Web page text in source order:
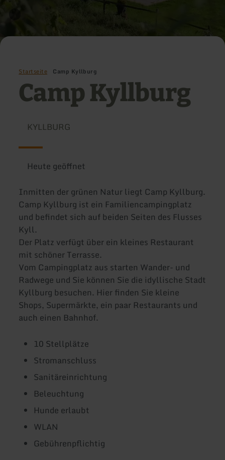
Startseite Camp Kyllburg
Camp Kyllburg
KYLLBURG
Heute geöffnet
Inmitten der grünen Natur liegt Camp Kyllburg.
Camp Kyllburg ist ein Familiencampingplatz
und befindet sich auf beiden Seiten des Flusses
Kyll.
Der Platz verfügt über ein kleines Restaurant
mit schöner Terrasse.
Vom Campingplatz aus starten Wander- und
Radwege und Sie können Sie die idyllische Stadt
Kyllburg besuchen. Hier finden Sie kleine
Shops, Supermärkte, ein paar Restaurants und
auch einen Bahnhof.
10 Stellplätze
Stromanschluss
Sanitäreinrichtung
Beleuchtung
Hunde erlaubt
WLAN
Gebührenpflichtig